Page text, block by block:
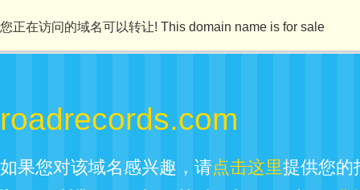
您正在访问的域名可以转让! This domain name is for sale
roadrecords.com
如果您对该域名感兴趣，请点击这里提供您的